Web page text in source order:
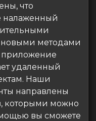
что
налаженный
новыми методами
приложение
удаленный
Наши
направлены
которыми можно
вы сможете